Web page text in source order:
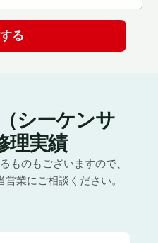
シーケンサ
理実績
ものもございますので、
業にご相談ください。